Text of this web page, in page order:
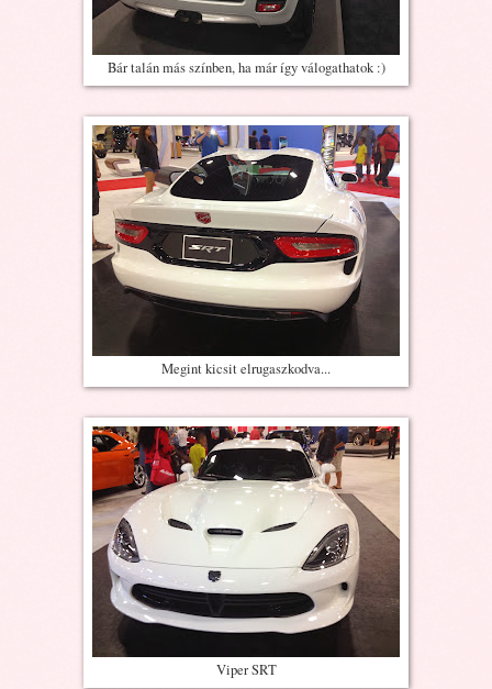
Bár talán más színben, ha már így válogathatok :)
Megint kicsit elrugaszkodva...
Viper SRT